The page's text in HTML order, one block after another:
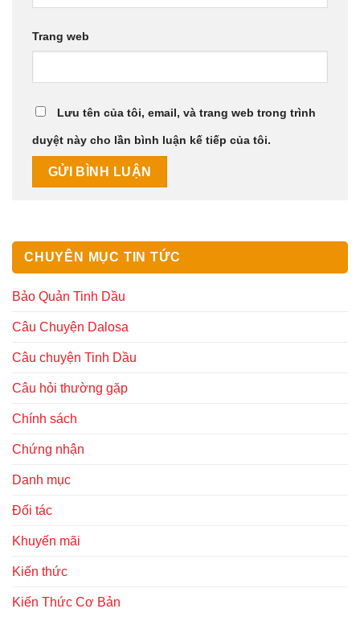
Trang web
Lưu tên của tôi, email, và trang web trong trình
duyệt này cho lần bình luận kế tiếp của tôi.
CHUYÊN MỤC TIN TỨC
Bảo Quản Tinh Dầu
Câu Chuyện Dalosa
Câu chuyện Tinh Dầu
Câu hỏi thường gặp
Chính sách
Chứng nhận
Danh mục
Đối tác
Khuyến mãi
Kiến thức
Kiến Thức Cơ Bản